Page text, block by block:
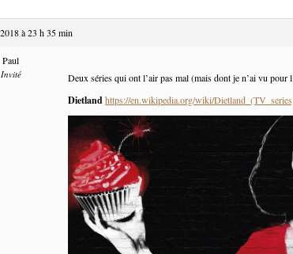
à 23 h 35 min
Paul
Invité Deux séries qui ont l’air pas mal (mais dont je n’ai vu pour
Dietlandhttps://en.wikipedia.org/wiki/